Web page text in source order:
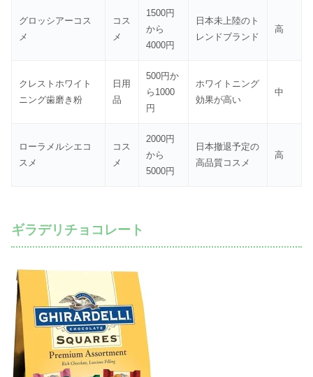
グロッシアーコス
メ
コス
メ
1500円
から
4000円
日本未上陸のト
レンドブランド
高
クレストホワイト
ニング歯磨き粉
日用
品
500円か
ら1000
円
ホワイトニング
効果が高い
中
ローラメルシエコ
スメ
コス
メ
2000円
から
5000円
日本撤退予定の
高品質コスメ
高
ギラデリチョコレート